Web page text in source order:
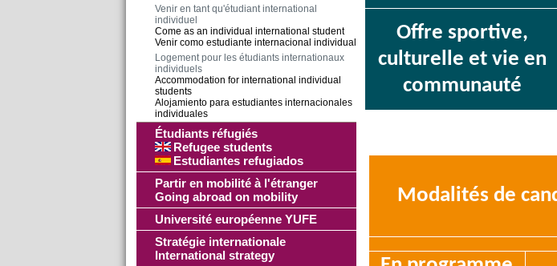
Venir en tant qu'étudiant international
individuel
Come as an individual international student
Venir como estudiante internacional individual
Logement pour les étudiants internationaux
individuels
Accommodation for international individual
students
Alojamiento para estudiantes internacionales
individuales
Étudiants réfugiés
Refugee students
Estudiantes refugiados
Partir en mobilité à l'étranger
Going abroad on mobility
Université européenne YUFE
Stratégie internationale
International strategy
Offre sportive,
culturelle et vie en
communauté
Modalités de